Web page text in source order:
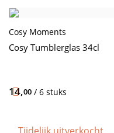
Cosy Moments
Cosy Tumblerglas 34cl
14,00 / 6 stuks